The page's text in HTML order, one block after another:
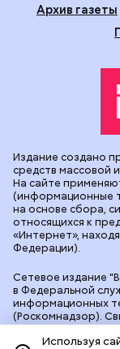
Архив газеты
Сетевое издание
в Федеральной
информационных
(Роскомнадзор).
90524 от
"Вечерняя
Издание создано
средств массовой
На сайте
(информационные
на основе сбора,
относящихся к
«Интернет»,
Федерации).
Используя